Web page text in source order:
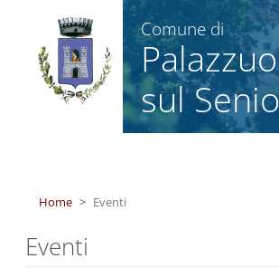
Salta al contenuto principale
Comune di
sul Senio
Home
Eventi
Eventi